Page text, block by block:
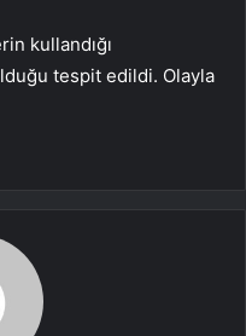
kullandığı
tespit edildi. Olayla